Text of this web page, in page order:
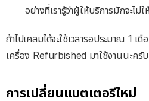
อย่างที่เรารู้ว่าผู้ให้บริการมักจะไม่ใ
ถ้าไปเคลมได้จะใช้เวลารอประมาณ 1 เดื
เครื่อง Refurbished มาใช้งานนะครับ
การเปลี่ยนแบตเตอรีใหม่